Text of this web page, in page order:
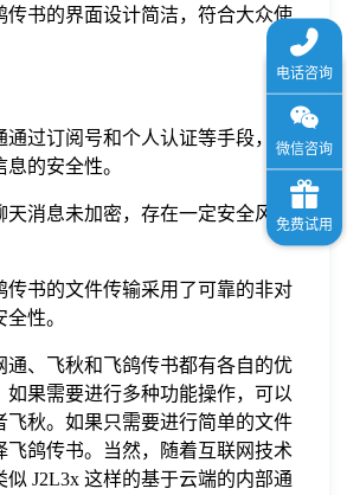
传书的界面设计简洁，符合大众使
通过订阅号和个人认证等手段，可
的安全性。
天消息未加密，存在一定安全风
传书的文件传输采用了可靠的非对
全性。
通、飞秋和飞鸽传书都有各自的优
如果需要进行多种功能操作，可以
飞秋。如果只需要进行简单的文件
飞鸽传书。当然，随着互联网技术
似 J2L3x 这样的基于云端的内部通